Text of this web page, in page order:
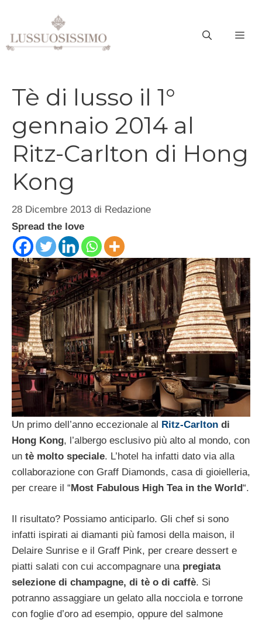
contenuto
Tè di lusso il 1°
gennaio 2014 al
Ritz-Carlton di Hong
Kong
28 Dicembre 2013 di Redazione
Spread the love
Un primo dell’anno eccezionale al Ritz-Carlton di
Hong Kong, l’albergo esclusivo più alto al mondo, con
un tè molto speciale. L’hotel ha infatti dato via alla
collaborazione con Graff Diamonds, casa di gioielleria,
per creare il “Most Fabulous High Tea in the World“.
Il risultato? Possiamo anticiparlo. Gli chef si sono
infatti ispirati ai diamanti più famosi della maison, il
Delaire Sunrise e il Graff Pink, per creare dessert e
piatti salati con cui accompagnare una pregiata
selezione di champagne, di tè o di caffè. Si
potranno assaggiare un gelato alla nocciola e torrone
con foglie d’oro ad esempio, oppure del salmone